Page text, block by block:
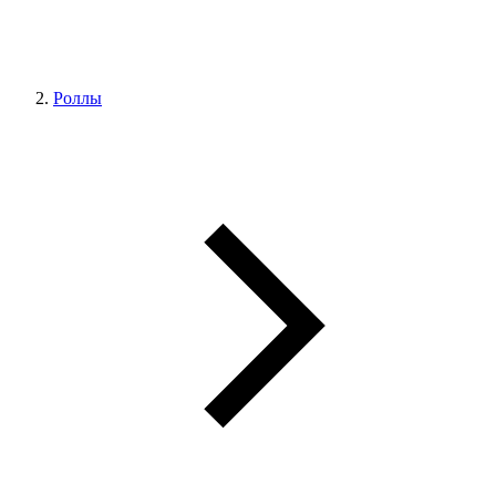
Роллы